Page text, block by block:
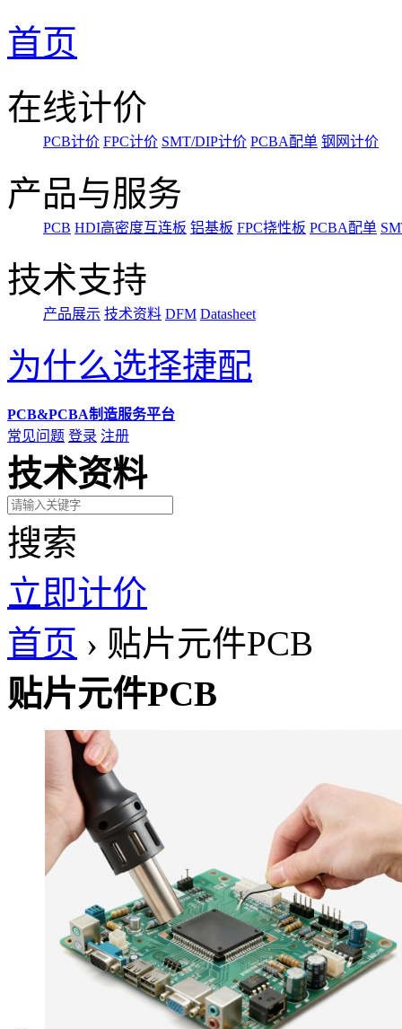
首页
在线计价
PCB计价 FPC计价 SMT/DIP计价 PCBA配单 钢网计价
产品与服务
PCB HDI高密度互连板 铝基板 FPC挠性板 PCBA配单
技术支持
产品展示 技术资料 DFM Datasheet
为什么选择捷配
PCB&PCBA制造服务平台
常见问题 登录 注册
技术资料
搜索
立即计价
首页 › 贴片元件PCB
贴片元件PCB